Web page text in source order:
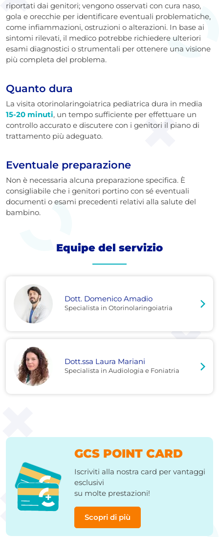
riportati dai genitori; vengono osservati con cura naso,
gola e orecchie per identificare eventuali problematiche,
come infiammazioni, ostruzioni o alterazioni. In base ai
sintomi rilevati, il medico potrebbe richiedere ulteriori
esami diagnostici o strumentali per ottenere una visione
più completa del problema.
Quanto dura
La visita otorinolaringoiatrica pediatrica dura in media
15-20 minuti, un tempo sufficiente per effettuare un
controllo accurato e discutere con i genitori il piano di
trattamento più adeguato.
Eventuale preparazione
Non è necessaria alcuna preparazione specifica. È
consigliabile che i genitori portino con sé eventuali
documenti o esami precedenti relativi alla salute del
bambino.
Equipe del servizio
Dott. Domenico Amadio
Specialista in Otorinolaringoiatria
Dott.ssa Laura Mariani
Specialista in Audiologia e Foniatria
GCS POINT CARD
Iscriviti alla nostra card per vantaggi
esclusivi
su molte prestazioni!
Scopri di più